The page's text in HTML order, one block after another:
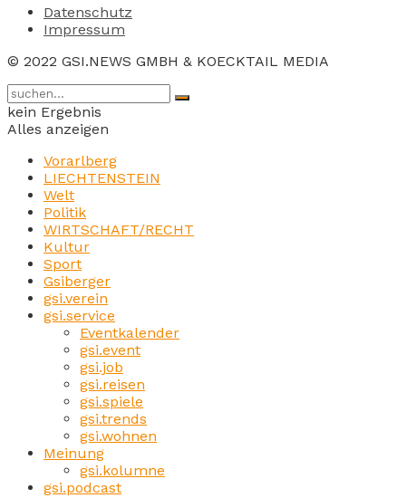
Datenschutz
Impressum
© 2022 GSI.NEWS GMBH & KOECKTAIL MEDIA
kein Ergebnis
Alles anzeigen
Vorarlberg
LIECHTENSTEIN
Welt
Politik
WIRTSCHAFT/RECHT
Kultur
Sport
Gsiberger
gsi.verein
gsi.service
Eventkalender
gsi.event
gsi.job
gsi.reisen
gsi.spiele
gsi.trends
gsi.wohnen
Meinung
gsi.kolumne
gsi.podcast